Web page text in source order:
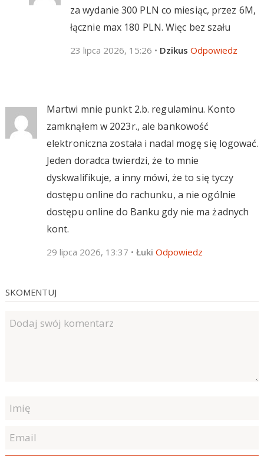
za wydanie 300 PLN co miesiąc, przez 6M,
łącznie max 180 PLN. Więc bez szału
23 lipca 2026, 15:26 • Dzikus Odpowiedz
Martwi mnie punkt 2.b. regulaminu. Konto
zamknąłem w 2023r., ale bankowość
elektroniczna została i nadal mogę się logować.
Jeden doradca twierdzi, że to mnie
dyskwalifikuje, a inny mówi, że to się tyczy
dostępu online do rachunku, a nie ogólnie
dostępu online do Banku gdy nie ma żadnych
kont.
29 lipca 2026, 13:37 • Łuki Odpowiedz
SKOMENTUJ